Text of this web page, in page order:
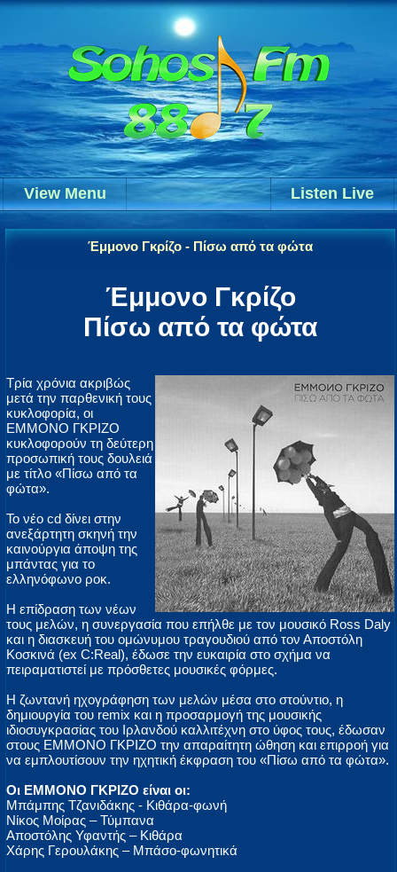
Listen Live
View Menu
Έμμονο Γκρίζο - Πίσω από τα φώτα
Έμμονο Γκρίζο
Πίσω από τα φώτα
Τρία χρόνια ακριβώς
μετά την παρθενική τους
κυκλοφορία, οι
ΕΜΜΟΝΟ ΓΚΡΙΖΟ
κυκλοφορούν τη δεύτερη
προσωπική τους δουλειά
με τίτλο «Πίσω από τα
φώτα».
Το νέο cd δίνει στην
ανεξάρτητη σκηνή την
καινούργια άποψη της
μπάντας για το
ελληνόφωνο ροκ.
Η επίδραση των νέων
τους μελών, η συνεργασία που επήλθε με τον μουσικό Ross Daly
και η διασκευή του ομώνυμου τραγουδιού από τον Αποστόλη
Κοσκινά (ex C:Real), έδωσε την ευκαιρία στο σχήμα να
πειραματιστεί με πρόσθετες μουσικές φόρμες.
Η ζωντανή ηχογράφηση των μελών μέσα στο στούντιο, η
δημιουργία του remix και η προσαρμογή της μουσικής
ιδιοσυγκρασίας του Ιρλανδού καλλιτέχνη στο ύφος τους, έδωσαν
στους ΕΜΜΟΝΟ ΓΚΡΙΖΟ την απαραίτητη ώθηση και επιρροή για
να εμπλουτίσουν την ηχητική έκφραση του «Πίσω από τα φώτα».
Οι ΕΜΜΟΝΟ ΓΚΡΙΖΟ είναι οι:
Μπάμπης Τζανιδάκης - Κιθάρα-φωνή
Νίκος Μοίρας – Τύμπανα
Αποστόλης Υφαντής – Κιθάρα
Χάρης Γερουλάκης – Μπάσο-φωνητικά